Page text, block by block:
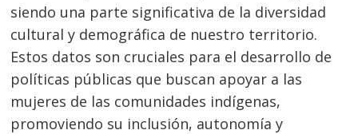
siendo una parte significativa de la diversidad
cultural y demográfica de nuestro territorio.
Estos datos son cruciales para el desarrollo de
políticas públicas que buscan apoyar a las
mujeres de las comunidades indígenas,
promoviendo su inclusión, autonomía y